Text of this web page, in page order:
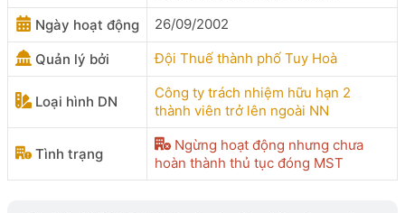
Ngày hoạt động
26/09/2002
Quản lý bởi Đội Thuế thành phố Tuy Hoà
Loại hình DN
Công ty trách nhiệm hữu hạn 2
thành viên trở lên ngoài NN
Tình trạng
Ngừng hoạt động nhưng chưa
hoàn thành thủ tục đóng MST